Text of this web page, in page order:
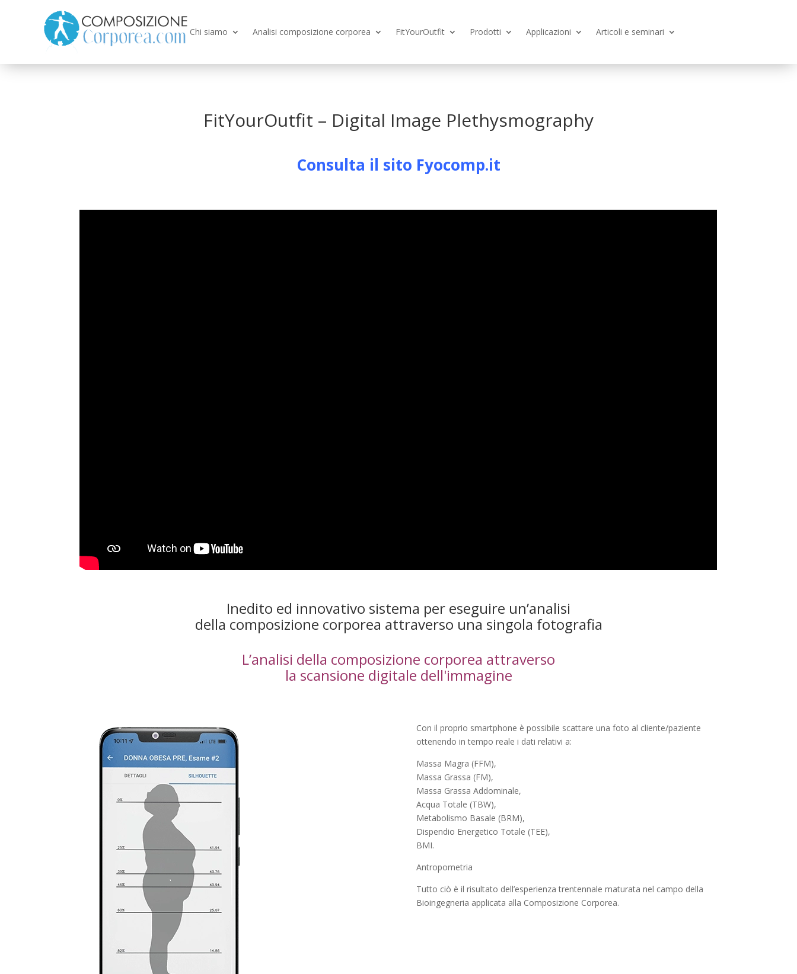
Chi siamo Analisi composizione corporea FitYourOutfit Prodotti Applicazioni Articoli e seminari
FitYourOutfit – Digital Image Plethysmography
Consulta il sito Fyocomp.it
Inedito ed innovativo sistema per eseguire un’analisi
della composizione corporea attraverso una singola fotografia
L’analisi della composizione corporea attraverso
la scansione digitale dell'immagine
Con il proprio smartphone è possibile scattare una foto al cliente/paziente
ottenendo in tempo reale i dati relativi a:
Massa Magra (FFM),
Massa Grassa (FM),
Massa Grassa Addominale,
Acqua Totale (TBW),
Metabolismo Basale (BRM),
Dispendio Energetico Totale (TEE),
BMI.
Antropometria
Tutto ciò è il risultato dell’esperienza trentennale maturata nel campo della
Bioingegneria applicata alla Composizione Corporea.